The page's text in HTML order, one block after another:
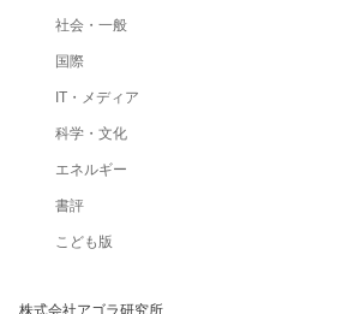
社会・一般
国際
IT・メディア
科学・文化
エネルギー
書評
こども版
株式会社アゴラ研究所